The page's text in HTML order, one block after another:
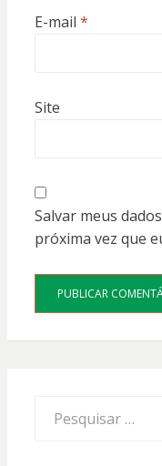
E-mail *
Site
Salvar meus
próxima vez que
por: